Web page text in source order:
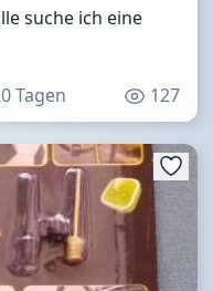
suche ich eine
Tagen 127